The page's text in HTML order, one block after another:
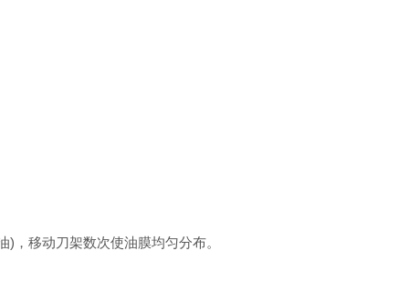
移动刀架数次使油膜均匀分布。